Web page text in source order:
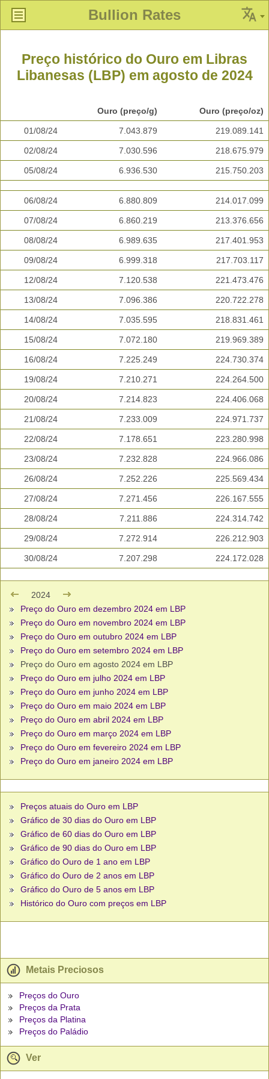
Bullion Rates
Preço histórico do Ouro em Libras
Libanesas (LBP) em agosto de 2024
Ouro (preço/g) Ouro (preço/oz)
01/08/24 7.043.879 219.089.141
02/08/24 7.030.596 218.675.979
05/08/24 6.936.530 215.750.203
06/08/24 6.880.809 214.017.099
07/08/24 6.860.219 213.376.656
08/08/24 6.989.635 217.401.953
09/08/24 6.999.318 217.703.117
12/08/24 7.120.538 221.473.476
13/08/24 7.096.386 220.722.278
14/08/24 7.035.595 218.831.461
15/08/24 7.072.180 219.969.389
16/08/24 7.225.249 224.730.374
19/08/24 7.210.271 224.264.500
20/08/24 7.214.823 224.406.068
21/08/24 7.233.009 224.971.737
22/08/24 7.178.651 223.280.998
23/08/24 7.232.828 224.966.086
26/08/24 7.252.226 225.569.434
27/08/24 7.271.456 226.167.555
28/08/24 7.211.886 224.314.742
29/08/24 7.272.914 226.212.903
30/08/24 7.207.298 224.172.028
2024
Preço do Ouro em dezembro 2024 em LBP
Preço do Ouro em novembro 2024 em LBP
Preço do Ouro em outubro 2024 em LBP
Preço do Ouro em setembro 2024 em LBP
Preço do Ouro em agosto 2024 em LBP
Preço do Ouro em julho 2024 em LBP
Preço do Ouro em junho 2024 em LBP
Preço do Ouro em maio 2024 em LBP
Preço do Ouro em abril 2024 em LBP
Preço do Ouro em março 2024 em LBP
Preço do Ouro em fevereiro 2024 em LBP
Preço do Ouro em janeiro 2024 em LBP
Preços atuais do Ouro em LBP
Gráfico de 30 dias do Ouro em LBP
Gráfico de 60 dias do Ouro em LBP
Gráfico de 90 dias do Ouro em LBP
Gráfico do Ouro de 1 ano em LBP
Gráfico do Ouro de 2 anos em LBP
Gráfico do Ouro de 5 anos em LBP
Histórico do Ouro com preços em LBP
Metais Preciosos
Preços do Ouro
Preços da Prata
Preços da Platina
Preços do Paládio
Ver